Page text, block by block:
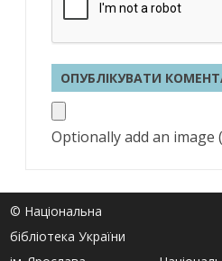
Optionally add an image
© Національна
бібліотека України